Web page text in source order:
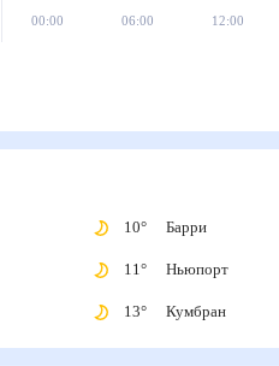
00:00 06:00 12:00
10° Барри
11° Ньюпорт
13° Кумбран